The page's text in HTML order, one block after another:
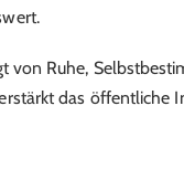
von Ruhe,
das öffentliche